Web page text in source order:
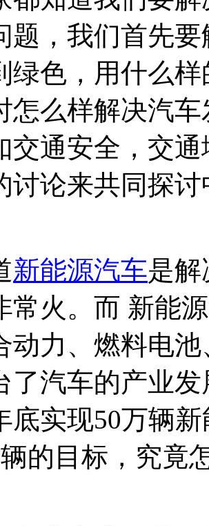
题，我们首先
绿色，用什么
怎么样解决汽
交通安全，交
讨论来共同探
新能源汽车是
常火。而 新能
动力、燃料电
了汽车的产业
底实现50万辆
的目标，究竟